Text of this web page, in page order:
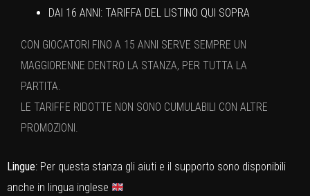
DAI 16 ANNI: TARIFFA DEL LISTINO QUI SOPRA
CON GIOCATORI FINO A 15 ANNI SERVE SEMPRE UN
MAGGIORENNE DENTRO LA STANZA, PER TUTTA LA
PARTITA.
LE TARIFFE RIDOTTE NON SONO CUMULABILI CON ALTRE
PROMOZIONI.
Lingue: Per questa stanza gli aiuti e il supporto sono disponibili
anche in lingua inglese